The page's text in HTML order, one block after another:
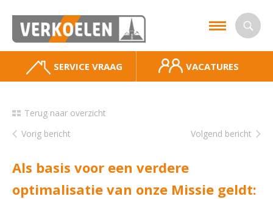
SERVICE VRAAG VACATURES
Terug naar overzicht
Vorig bericht
Volgend bericht
Als basis voor een verdere
optimalisatie van onze Missie geldt: